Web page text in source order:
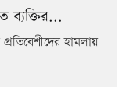
ব্যক্তির...
হামলায়